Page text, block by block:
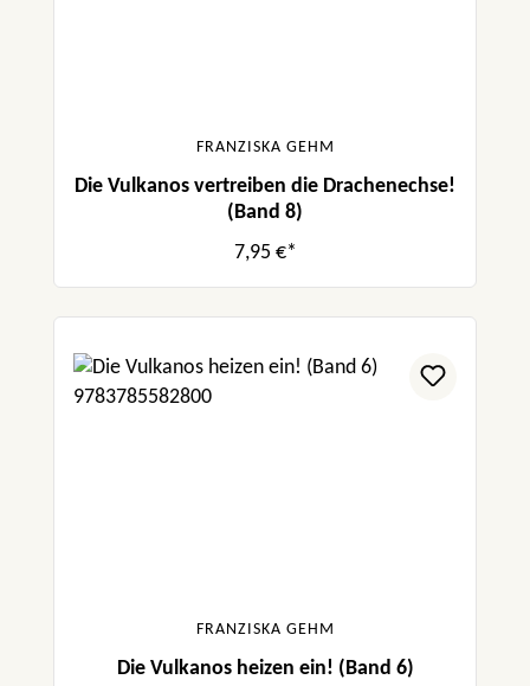
FRANZISKA GEHM
Die Vulkanos vertreiben die Drachenechse!
(Band 8)
7,95 €*
FRANZISKA GEHM
Die Vulkanos heizen ein! (Band 6)